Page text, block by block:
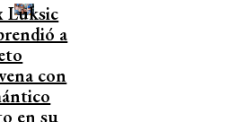
Luksic
a
con
en su